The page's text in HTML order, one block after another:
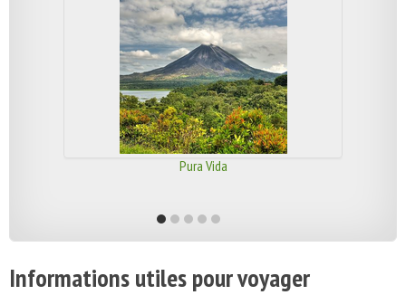
Pura Vida
Informations utiles pour voyager